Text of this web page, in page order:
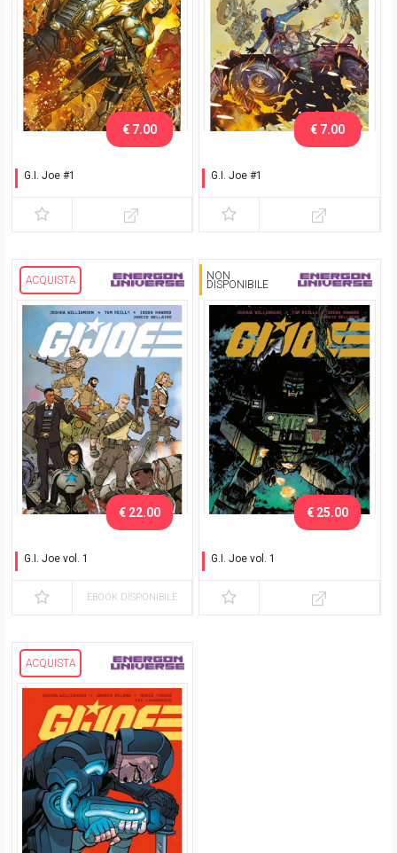
G.I. Joe #1
€ 7.00
G.I. Joe #1
€ 7.00
ACQUISTA
G.I. Joe vol. 1
€ 22.00
EBOOK DISPONIBILE
NON
DISPONIBILE
G.I. Joe vol. 1
Variant Exclusive
€ 25.00
ACQUISTA